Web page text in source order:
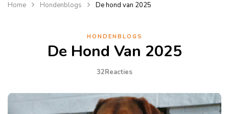
Home Hondenblogs De hond van 2025
HONDENBLOGS
De Hond Van 2025
32Reacties